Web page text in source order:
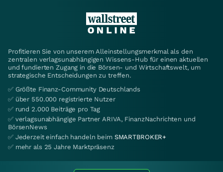
Profitieren Sie von unserem Alleinstellungsmerkmal als den
zentralen verlagsunabhängigen Wissens-Hub für einen aktuellen
und fundierten Zugang in die Börsen- und Wirtschaftswelt, um
strategische Entscheidungen zu treffen.
✅ Größte Finanz-Community Deutschlands
✅ über 550.000 registrierte Nutzer
✅ rund 2.000 Beiträge pro Tag
✅ verlagsunabhängige Partner ARIVA, FinanzNachrichten und
BörsenNews
✅ Jederzeit einfach handeln beim SMARTBROKER+
✅ mehr als 25 Jahre Marktpräsenz